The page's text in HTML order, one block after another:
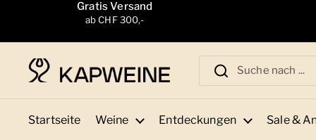
Zum Inhalt springenGratis Versand
ab CHF 300,-
Startseite Weine Entdeckungen Sale &